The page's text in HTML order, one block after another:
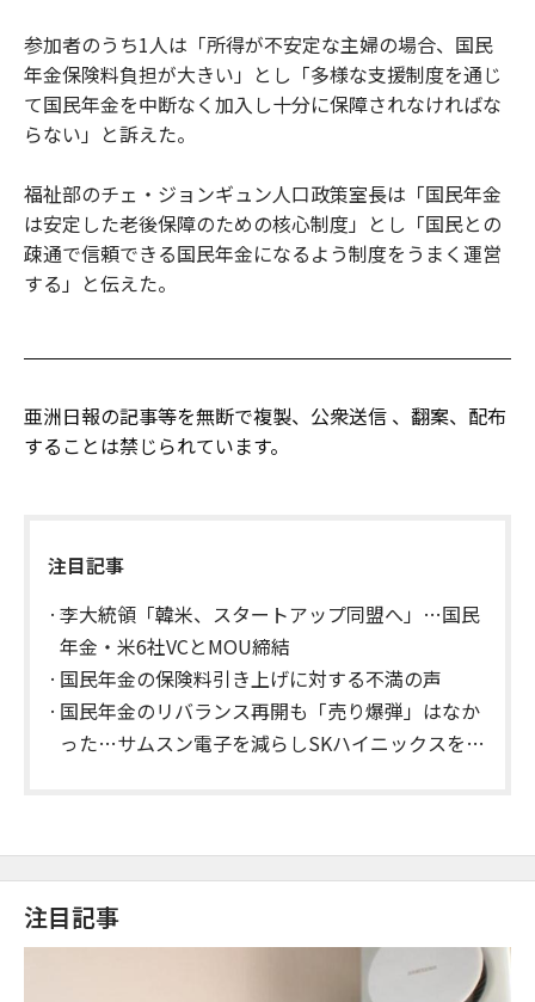
参加者のうち1人は「所得が不安定な主婦の場合、国民
年金保険料負担が大きい」とし「多様な支援制度を通じ
て国民年金を中断なく加入し十分に保障されなければな
らない」と訴えた。
福祉部のチェ・ジョンギュン人口政策室長は「国民年金
は安定した老後保障のための核心制度」とし「国民との
疎通で信頼できる国民年金になるよう制度をうまく運営
する」と伝えた。
亜洲日報の記事等を無断で複製、公衆送信 、翻案、配布
することは禁じられています。
注目記事
李大統領「韓米、スタートアップ同盟へ」…国民
年金・米6社VCとMOU締結
国民年金の保険料引き上げに対する不満の声
国民年金のリバランス再開も「売り爆弾」はなか
った…サムスン電子を減らしSKハイニックスを増
注目記事